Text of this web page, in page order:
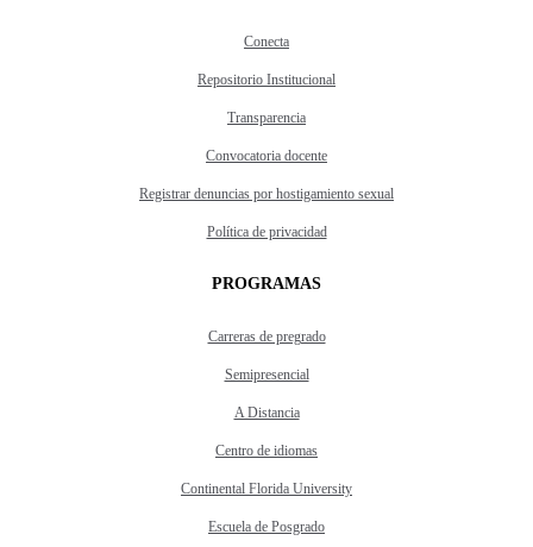
Conecta
Repositorio Institucional
Transparencia
Convocatoria docente
Registrar denuncias por hostigamiento sexual
Política de privacidad
PROGRAMAS
Carreras de pregrado
Semipresencial
A Distancia
Centro de idiomas
Continental Florida University
Escuela de Posgrado